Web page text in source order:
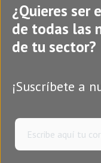
¿Quieres ser
de todas las
de tu sector?
¡Suscríbete a